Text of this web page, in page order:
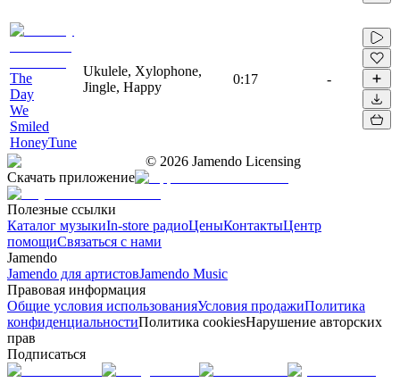
The
Day
We
Smiled
HoneyTune
Ukulele, Xylophone,
Jingle, Happy
0:17 -
© 2026 Jamendo Licensing
Скачать приложение
Полезные ссылки
Каталог музыкиIn-store радиоЦеныКонтактыЦентр
помощиСвязаться с нами
Jamendo
Jamendo для артистовJamendo Music
Правовая информация
Общие условия использованияУсловия продажиПолитика
конфиденциальностиПолитика cookiesНарушение авторских
прав
Подписаться